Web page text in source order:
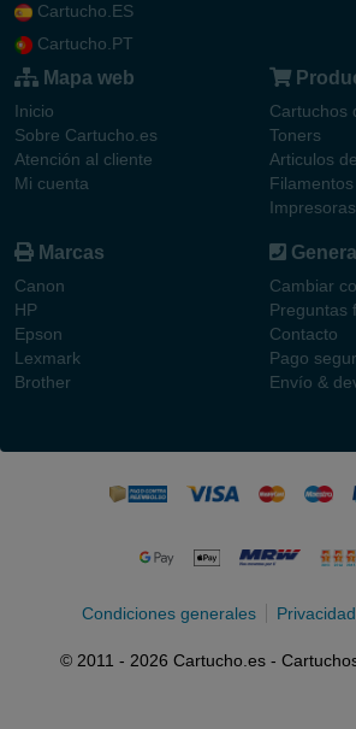
Cartucho.ES
Cartucho.PT
Mapa web
Inicio
Sobre Cartucho.es
Atención al cliente
Mi cuenta
Cartuchos
Toners
Articulos
Impresoras
Marcas
Canon
HP
Epson
Lexmark
Brother
Cambiar
Preguntas
Contacto
Pago
Envío &
Condiciones generales Privacidad
© 2011 - 2026 Cartucho.es -